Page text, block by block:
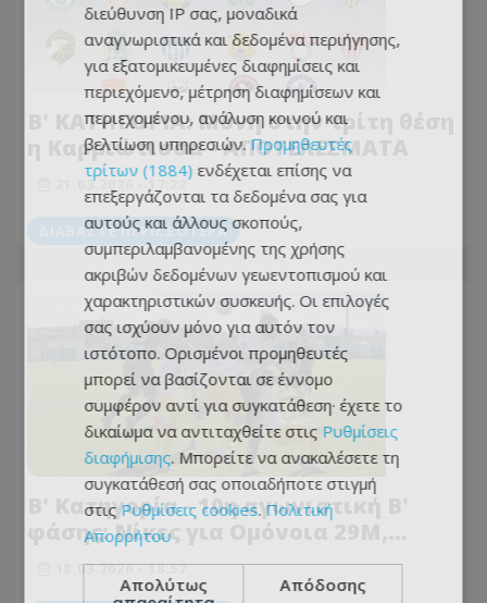
Β' ΚΑΤΗΓΟΡΙΑ: Μόνη στην τρίτη θέση
η Καρμιώτισσα - AΠΟΤΕΛΕΣΜΑΤΑ
21.03.2026 - 17:22
ΔΙΑΒΆΣΤΕ ΠΕΡΙΣΣΌΤΕΡΑ
Β' Κατηγορία - 10η αγωνιστική Β'
φάσης: Νίκες για Ομόνοια 29Μ,
ΠΑΕΕΚ, Καρμιώτισσα και Νέα
Σαλαμίνα
18.03.2026 - 18:57
διεύθυνση IP σας, μοναδικά
αναγνωριστικά και δεδομένα περιήγησης,
για εξατομικευμένες διαφημίσεις και
περιεχόμενο, μέτρηση διαφημίσεων και
περιεχομένου, ανάλυση κοινού και
βελτίωση υπηρεσιών. Προμηθευτές
τρίτων (1884) ενδέχεται επίσης να
επεξεργάζονται τα δεδομένα σας για
αυτούς και άλλους σκοπούς,
συμπεριλαμβανομένης της χρήσης
ακριβών δεδομένων γεωεντοπισμού και
χαρακτηριστικών συσκευής. Οι επιλογές
σας ισχύουν μόνο για αυτόν τον
ιστότοπο. Ορισμένοι προμηθευτές
μπορεί να βασίζονται σε έννομο
συμφέρον αντί για συγκατάθεση· έχετε το
δικαίωμα να αντιταχθείτε στις Ρυθμίσεις
διαφήμισης. Μπορείτε να ανακαλέσετε τη
συγκατάθεσή σας οποιαδήποτε στιγμή
στις Ρυθμίσεις cookies. Πολιτική
Απορρήτου
Απολύτως
Απόδοσης